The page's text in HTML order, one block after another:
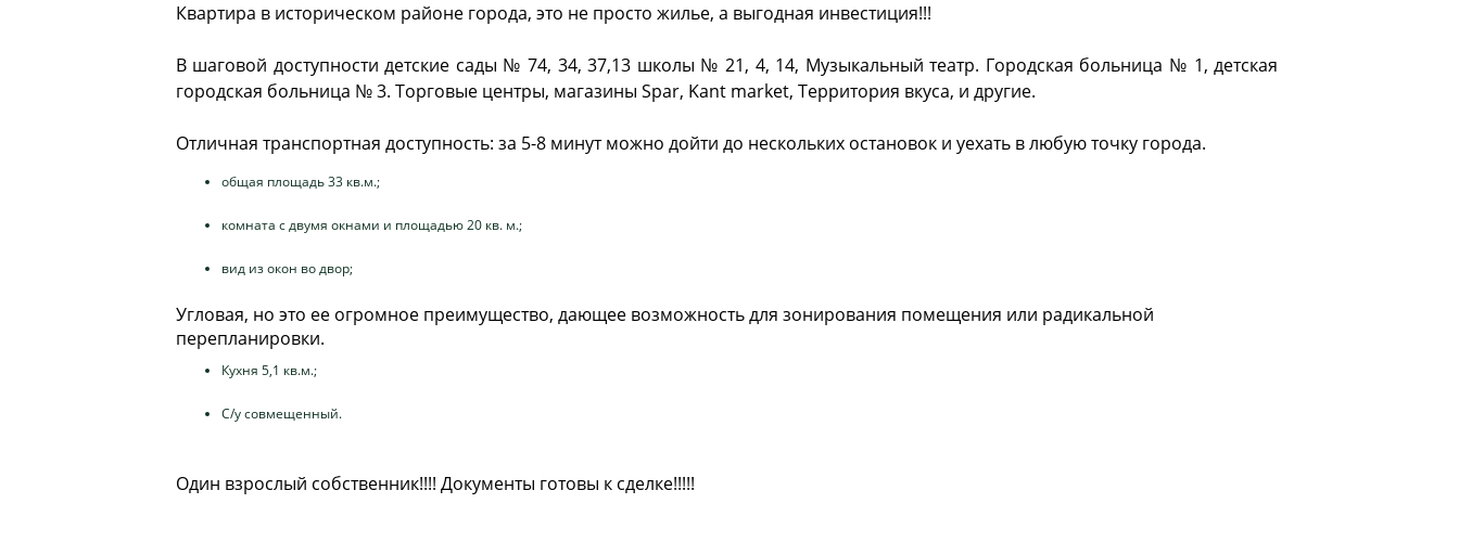
Квартира в историческом районе города, это не просто жилье, а выгодная инвестиция!!!
В шаговой доступности детские сады № 74, 34, 37,13 школы № 21, 4, 14, Музыкальный театр. Городская больница № 1, детская
городская больница № 3. Торговые центры, магазины Spar, Kant market, Территория вкуса, и другие.
Отличная транспортная доступность: за 5-8 минут можно дойти до нескольких остановок и уехать в любую точку города.
общая площадь 33 кв.м.;
комната с двумя окнами и площадью 20 кв. м.;
вид из окон во двор;
Угловая, но это ее огромное преимущество, дающее возможность для зонирования помещения или радикальной
перепланировки.
Кухня 5,1 кв.м.;
С/у совмещенный.
Один взрослый собственник!!!! Документы готовы к сделке!!!!!